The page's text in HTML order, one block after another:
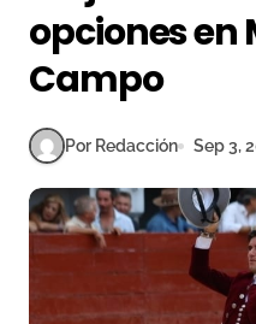
opciones en
Campo
Por Redacción Sep 3,